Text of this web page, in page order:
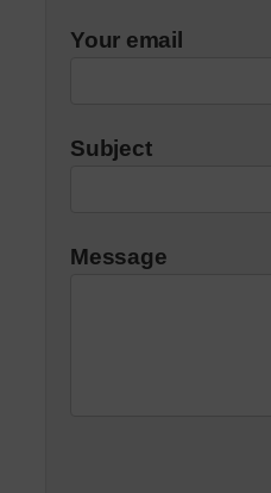
Your email
Subject
Message